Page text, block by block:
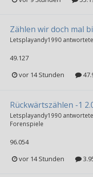
Zählen wir doch mal
Letsplayandy1990
49.127
vor 14 Stunden
Rückwärtszählen -1
Letsplayandy1990
Forenspiele
96.054
vor 14 Stunden